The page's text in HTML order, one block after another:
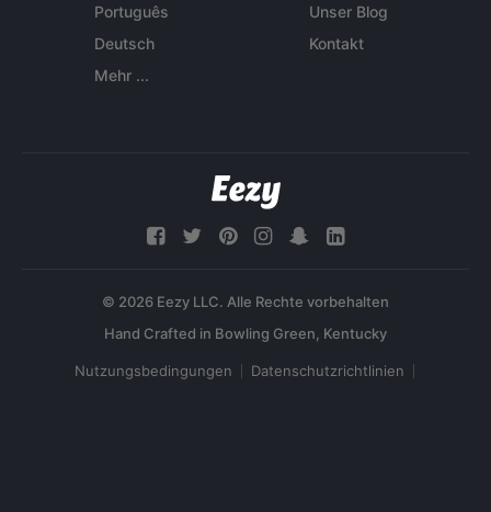
Português
Deutsch
Mehr ...
Unser Blog
Kontakt
© 2026 Eezy LLC. Alle Rechte vorbehalten
Nutzungsbedingungen Datenschutzrichtlinien